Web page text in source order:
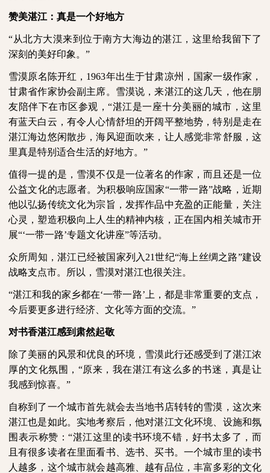
赞美湛江：真是一个好地方
“从北方大漠来到位于南方大海边的湛江，这里给我留下了
深刻的美好印象。”
雪漠原名陈开红， 1963年出生于甘肃凉州，国家一级作家，
甘肃省作家协会副主席。雪漠说，来湛江的这几天，他在朋
友陪伴下在市区参观，“湛江是一座十分美丽的城市，这里
有蓝天白云，有令人心情舒坦的开阔平整地势，特别是走在
湛江海边悠闲散步，海风迎面吹来，让人感觉非常舒服，这
里真是特别适合生活的好地方。”
值得一提的是，雪漠不仅是一位著名的作家，而且还是一位
公益文化的志愿者。为积极响应国家“一带一路”战略，近期
他以弘扬传统文化为宗旨，发挥作品中充盈的正能量，关注
心灵，塑造积极向上人生的精神内核，正在国内相关城市开
展“‘一带一路’专题文化讲座”等活动。
众所周知，湛江已经被国家列入 21世纪“海上丝绸之路”建设
战略支点市。所以，雪漠对湛江也很关注。
“湛江和我的家乡都在‘一带一路’上，都是非常重要的支点，
今后要更多进行经济、文化等方面的交流。”
对书香湛江感到肃然起敬
除了美丽的风景和优良的环境，雪漠此行还感受到了湛江浓
厚的文化氛围，“原来，我在湛江有这么多的书迷，真是让
我感到惊喜。”
自称到了一个城市首先就会去当地书店转转的雪漠，这次来
湛江也是如此。实地考察后，他对湛江文化环境、设施和氛
围表示称赞：“湛江这里的读书环境不错，好书太多了，而
且有很多读者在里面看书、选书、买书。一个城市里的读书
人越多，这个城市就会越高雅、越有品位，丰富多彩的文化